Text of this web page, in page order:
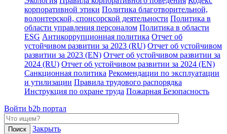
корпоративной этики Политика благотворительной,
волонтерской, спонсорской деятельности Политика в
области управления персоналом Политика в области
ESG Антикоррупционная политика Отчет об
устойчивом развитии за 2023 (RU) Отчет об устойчивом
развитии за 2023 (EN) Отчет об устойчивом развитии за
2024 (RU) Отчет об устойчивом развитии за 2024 (EN)
Санкционная политика Рекомендации по эксплуатации
и утилизации Правила трудового распорядка
Инструкция по охране труда Пожарная Безопасность
Войти b2b портал
Закрыть